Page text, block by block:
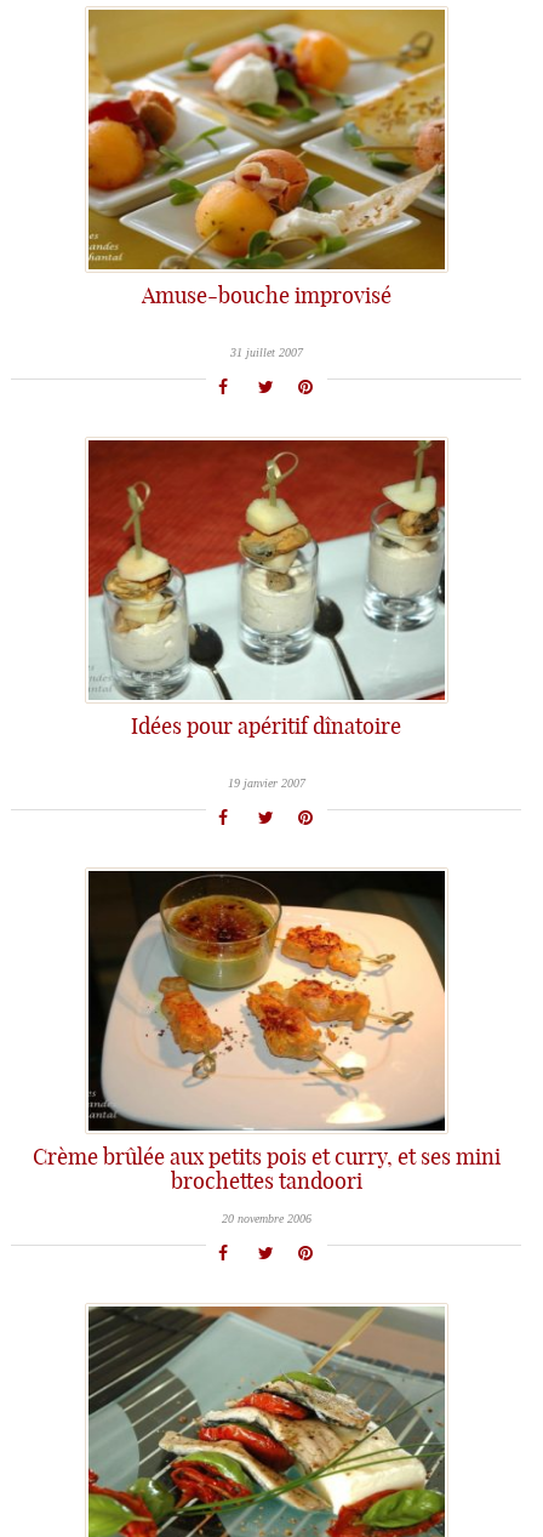
Amuse-bouche improvisé
31 juillet 2007
Idées pour apéritif dînatoire
19 janvier 2007
Crème brûlée aux petits pois et curry, et ses mini
brochettes tandoori
20 novembre 2006